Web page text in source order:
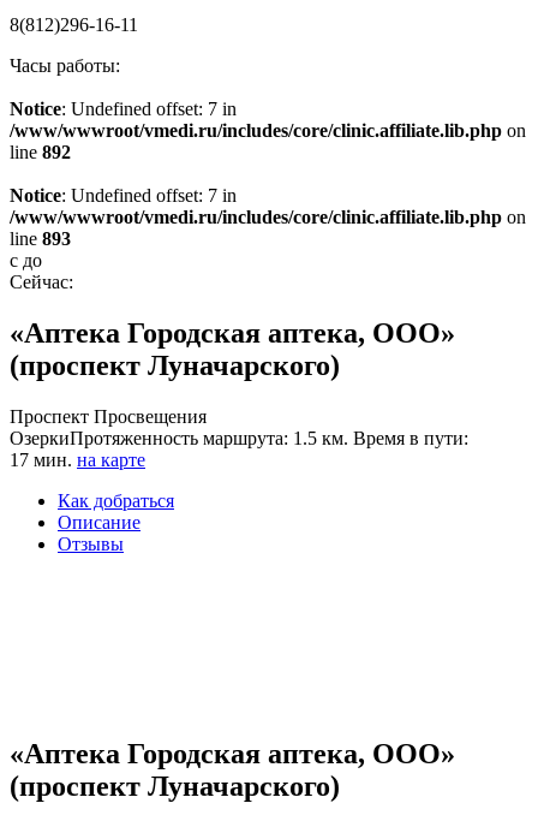
8(812)296-16-11
Часы работы:
Notice: Undefined offset: 7 in
/www/wwwroot/vmedi.ru/includes/core/clinic.affiliate.lib.php on
line 892
Notice: Undefined offset: 7 in
/www/wwwroot/vmedi.ru/includes/core/clinic.affiliate.lib.php on
line 893
с до
Сейчас:
«Аптека Городская аптека, ООО»
(проспект Луначарского)
Проспект Просвещения
ОзеркиПротяженность маршрута: 1.5 км. Время в пути:
17 мин. на карте
Как добраться
Описание
Отзывы
«Аптека Городская аптека, ООО»
(проспект Луначарского)